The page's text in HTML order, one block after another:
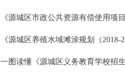
《源城区市政公共资源有偿使用项
《源城区养殖水域滩涂规划（2018-
一图读懂《源城区义务教育学校招生